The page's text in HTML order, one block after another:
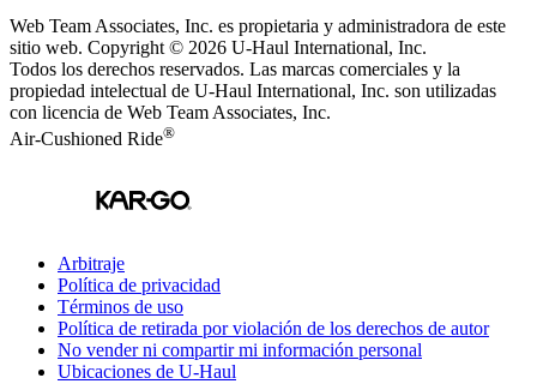
Web Team Associates, Inc. es propietaria y administradora de este
sitio web. Copyright © 2026 U-Haul International, Inc.
Todos los derechos reservados. Las marcas comerciales y la
propiedad intelectual de U-Haul International, Inc. son utilizadas
con licencia de Web Team Associates, Inc.
Air-Cushioned Ride®
Arbitraje
Política de privacidad
Términos de uso
Política de retirada por violación de los derechos de autor
No vender ni compartir mi información personal
Ubicaciones de U-Haul